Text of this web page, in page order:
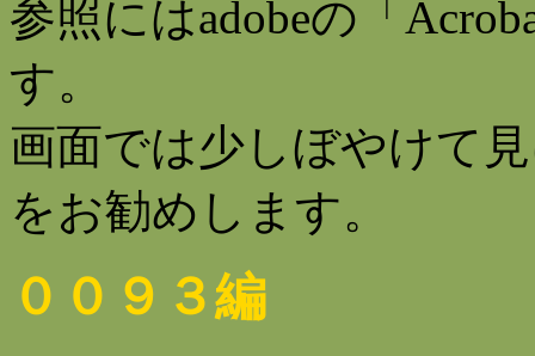
参照にはadobeの「
す。
画面では少しぼやけて
をお勧めします。
００９３編